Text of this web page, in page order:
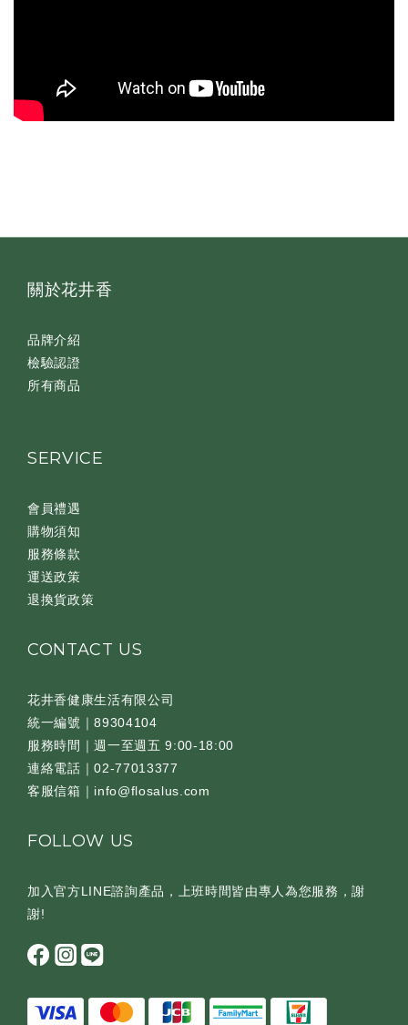
關於花井香
品牌介紹
檢驗認證
所有商品
SERVICE
會員禮遇
購物須知
服務條款
運送政策
退換貨政策
CONTACT US
花井香健康生活有限公司
統一編號｜89304104
服務時間｜週一至週五 9:00-18:00
連絡電話｜02-77013377
客服信箱｜info@flosalus.com
FOLLOW US
加入官方LINE諮詢產品，上班時間皆由專人為您服務，謝
謝!